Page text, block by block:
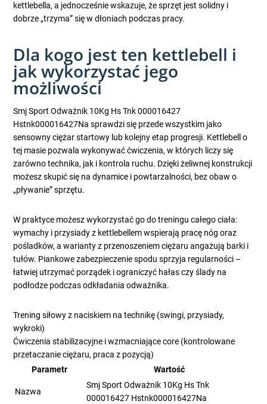
kettlebella, a jednocześnie wskazuje, że sprzęt jest solidny i
dobrze „trzyma” się w dłoniach podczas pracy.
Dla kogo jest ten kettlebell i
jak wykorzystać jego
możliwości
Smj Sport Odważnik 10Kg Hs Tnk 000016427
Hstnk000016427Na sprawdzi się przede wszystkim jako
sensowny ciężar startowy lub kolejny etap progresji. Kettlebell o
tej masie pozwala wykonywać ćwiczenia, w których liczy się
zarówno technika, jak i kontrola ruchu. Dzięki żeliwnej konstrukcji
możesz skupić się na dynamice i powtarzalności, bez obaw o
„pływanie” sprzętu.
W praktyce możesz wykorzystać go do treningu całego ciała:
wymachy i przysiady z kettlebellem wspierają pracę nóg oraz
pośladków, a warianty z przenoszeniem ciężaru angażują barki i
tułów. Piankowe zabezpieczenie spodu sprzyja regularności –
łatwiej utrzymać porządek i ograniczyć hałas czy ślady na
podłodze podczas odkładania odważnika.
Trening siłowy z naciskiem na technikę (swingi, przysiady,
wykroki)
Ćwiczenia stabilizacyjne i wzmacniające core (kontrolowane
przetaczanie ciężaru, praca z pozycją)
Parametr
Wartość
Nazwa
Smj Sport Odważnik 10Kg Hs Tnk
000016427 Hstnk000016427Na